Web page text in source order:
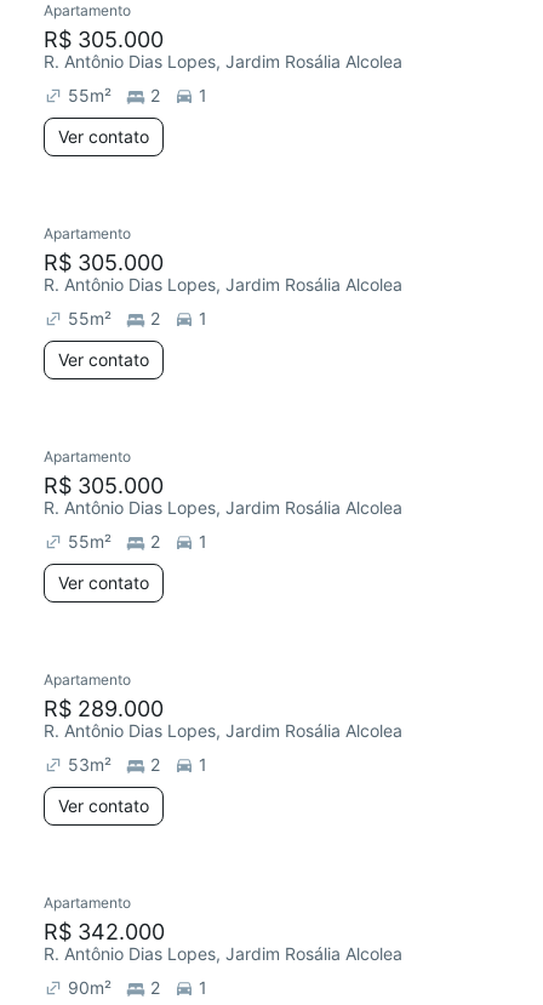
Redecorar
Apartamento
R$ 305.000
R. Antônio Dias Lopes, Jardim Rosália Alcolea
55m² 2
1
Ver contato
Redecorar
Apartamento
R$ 305.000
R. Antônio Dias Lopes, Jardim Rosália Alcolea
55m² 2
1
Ver contato
Redecorar
Apartamento
R$ 305.000
R. Antônio Dias Lopes, Jardim Rosália Alcolea
55m² 2
1
Ver contato
Redecorar
Apartamento
R$ 289.000
R. Antônio Dias Lopes, Jardim Rosália Alcolea
53m² 2
1
Ver contato
Redecorar
Apartamento
R$ 342.000
R. Antônio Dias Lopes, Jardim Rosália Alcolea
90m² 2
1